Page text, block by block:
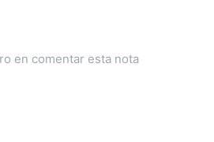
en comentar esta nota